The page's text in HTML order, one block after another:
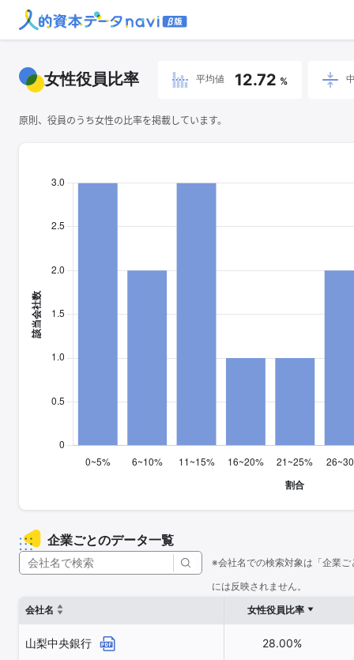
女性役員比率 平均値 12.72 %
原則、役員のうち女性の比率を掲載しています。
企業ごとのデータ一覧
※会社名での検索対象は「企業
には反映されません。
会社名
女性役員比率
山梨中央銀行 28.00%